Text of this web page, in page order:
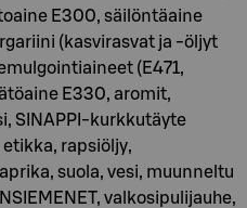
E300, säilöntäaine
(kasvirasvat ja -öljyt
(E471,
E330, aromit,
SINAPPI-kurkkutäyte
etikka, rapsiöljy,
suola, vesi, muunneltu
valkosipulijauhe,